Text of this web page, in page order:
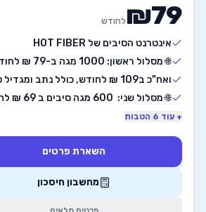
₪79 לחודש
אינטרנט הסיבים של HOT FIBER
חודשים ראשונים!
ואח"כ ב109 ₪ לחודש, כולל נתב ומגדיל טווח.
+ עוד 6 הטבות
השארת פרטים
מחשבון חיסכון